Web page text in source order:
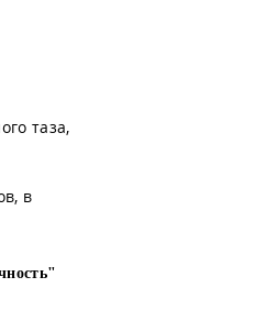
таза,
в